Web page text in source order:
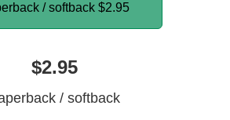
/ softback $2.95
$2.95
/ softback